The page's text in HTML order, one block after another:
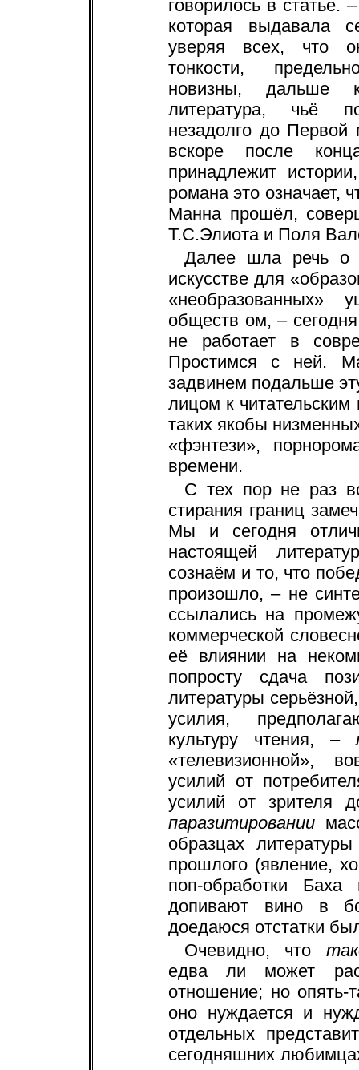
говорилось в статье.
которая выдавала
уверяя всех, что
тонкости,
новизны, дальше
литература, чьё
незадолго до
вскоре после
принадлежит
романа это означает,
Манна прошёл,
Т.С.Элиота и Поля
Далее шла речь о
искусстве для
обществ ом, –
не работает в
Простимся с ней.
задвинем подальше
лицом к
таких якобы
«фэнтези»,
времени.
С тех пор не раз
стирания границ
Мы и сегодня
настоящей
сознаём и то, что
произошло, – не
ссылались на
коммерческой
её влиянии на
попросту сдача
литературы
усилия,
культуру чтения, –
«телевизионной»,
усилий от
усилий от зрителя
паразитировании
образцах
прошлого (явление,
поп-обработки
допивают вино в
доедаюся отстатки
Очевидно, что
едва ли может
отношение; но
оно нуждается и
отдельных
сегодняшних